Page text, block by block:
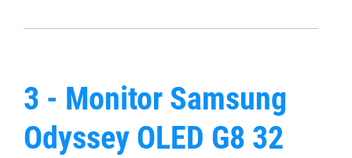
3 - Monitor Samsung
Odyssey OLED G8 32